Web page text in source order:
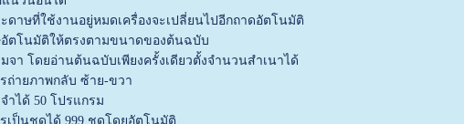
ะดาษที่ใช้งานอยู่หมดเครื่องจะเปลี่ยนไปอีกถาดอัตโนมัติ
ษอัตโนมัติให้ตรงตามขนาดของต้นฉบับ
มจา โดยอ่านต้นฉบับเพียงครั้งเดียวตั้งจำนวนสำเนาได้
ถ่ายภาพกลับ ซ้าย-ขวา
ำได้ 50 โปรแกรม
รเป็นชุดได้ 999 ชุดโดยอัตโนมัติ